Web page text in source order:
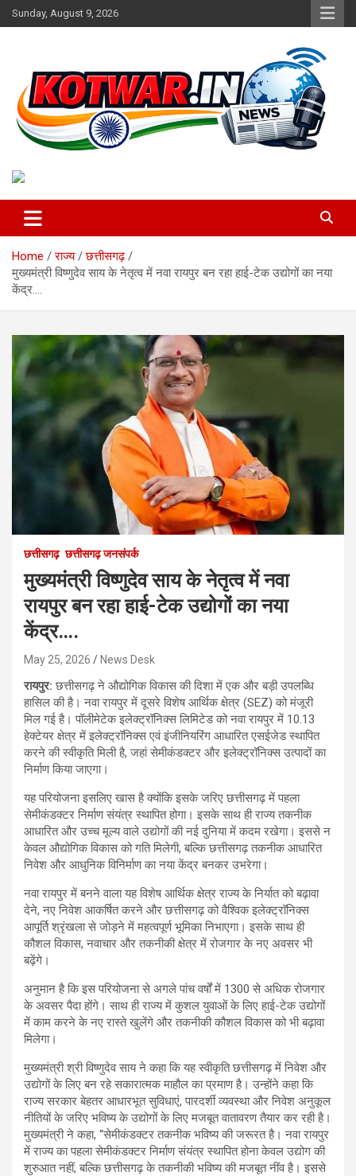
Skip
to
Sunday, August 9, 2026
kotwar.in
Home राज्य
छत्तीसगढ़
मुख्यमंत्री विष्णुदेव साय के नेतृत्व में नवा रायपुर बन रहा हाई-टेक उद्योगों का नया
केंद्र….
छत्तीसगढ़ छत्तीसगढ़ जनसंपर्क
मुख्यमंत्री विष्णुदेव साय के नेतृत्व में नवा
रायपुर बन रहा हाई-टेक उद्योगों का नया
केंद्र….
May 25, 2026 News Desk
रायपुर:छत्तीसगढ़ ने औद्योगिक विकास की दिशा में एक और बड़ी उपलब्धि
हासिल की है। नवा रायपुर में दूसरे विशेष आर्थिक क्षेत्र (SEZ) को मंजूरी
मिल गई है। पॉलीमेटेक इलेक्ट्रॉनिक्स लिमिटेड को नवा रायपुर में 10.13
हेक्टेयर क्षेत्र में इलेक्ट्रॉनिक्स एवं इंजीनियरिंग आधारित एसईजेड स्थापित
करने की स्वीकृति मिली है, जहां सेमीकंडक्टर और इलेक्ट्रॉनिक्स उत्पादों का
निर्माण किया जाएगा।
यह परियोजना इसलिए खास है क्योंकि इसके जरिए छत्तीसगढ़ में पहला
सेमीकंडक्टर निर्माण संयंत्र स्थापित होगा। इसके साथ ही राज्य तकनीक
आधारित और उच्च मूल्य वाले उद्योगों की नई दुनिया में कदम रखेगा। इससे न
केवल औद्योगिक विकास को गति मिलेगी, बल्कि छत्तीसगढ़ तकनीक आधारित
निवेश और आधुनिक विनिर्माण का नया केंद्र बनकर उभरेगा।
नवा रायपुर में बनने वाला यह विशेष आर्थिक क्षेत्र राज्य के निर्यात को बढ़ावा
देने, नए निवेश आकर्षित करने और छत्तीसगढ़ को वैश्विक इलेक्ट्रॉनिक्स
आपूर्ति श्रृंखला से जोड़ने में महत्वपूर्ण भूमिका निभाएगा। इसके साथ ही
कौशल विकास, नवाचार और तकनीकी क्षेत्र में रोजगार के नए अवसर भी
बढ़ेंगे।
अनुमान है कि इस परियोजना से अगले पांच वर्षों में 1300 से अधिक रोजगार
के अवसर पैदा होंगे। साथ ही राज्य में कुशल युवाओं के लिए हाई-टेक उद्योगों
में काम करने के नए रास्ते खुलेंगे और तकनीकी कौशल विकास को भी बढ़ावा
मिलेगा।
मुख्यमंत्री श्री विष्णुदेव साय ने कहा कि यह स्वीकृति छत्तीसगढ़ में निवेश और
उद्योगों के लिए बन रहे सकारात्मक माहौल का प्रमाण है। उन्होंने कहा कि
राज्य सरकार बेहतर आधारभूत सुविधाएं, पारदर्शी व्यवस्था और निवेश अनुकूल
नीतियों के जरिए भविष्य के उद्योगों के लिए मजबूत वातावरण तैयार कर रही है।
मुख्यमंत्री ने कहा, “सेमीकंडक्टर तकनीक भविष्य की जरूरत है। नवा रायपुर
में राज्य का पहला सेमीकंडक्टर निर्माण संयंत्र स्थापित होना केवल उद्योग की
शुरुआत नहीं, बल्कि छत्तीसगढ़ के तकनीकी भविष्य की मजबूत नींव है। इससे